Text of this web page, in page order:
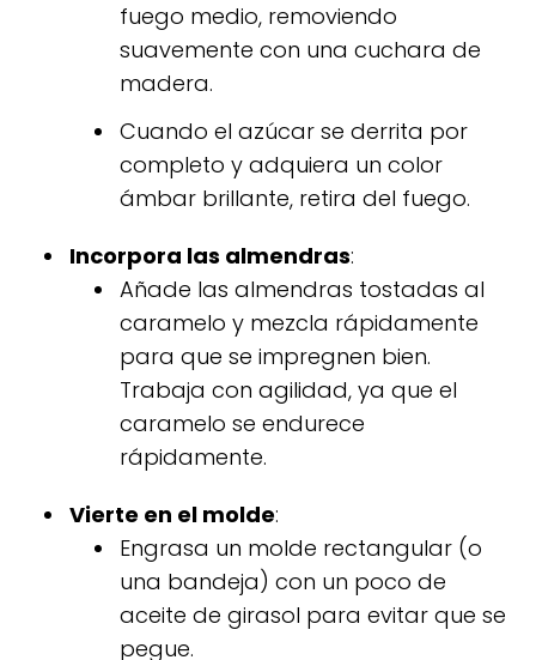
fuego medio, removiendo
suavemente con una cuchara de
madera.
Cuando el azúcar se derrita por
completo y adquiera un color
ámbar brillante, retira del fuego.
Incorpora las almendras:
Añade las almendras tostadas al
caramelo y mezcla rápidamente
para que se impregnen bien.
Trabaja con agilidad, ya que el
caramelo se endurece
rápidamente.
Vierte en el molde:
Engrasa un molde rectangular (o
una bandeja) con un poco de
aceite de girasol para evitar que se
pegue.